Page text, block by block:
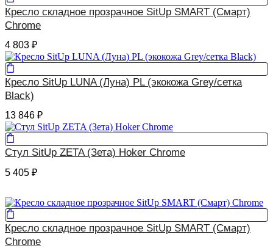
Кресло складное прозрачное SitUp SMART (Смарт)
Сhrome
4 803 ₽
Кресло SitUp LUNA (Луна) PL (экокожа Grey/сетка
Black)
13 846 ₽
Стул SitUp ZETA (Зета) Hoker Chrome
5 405 ₽
Кресло складное прозрачное SitUp SMART (Смарт)
Сhrome